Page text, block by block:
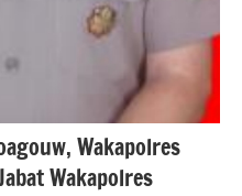
Wakapolres
Wakapolres